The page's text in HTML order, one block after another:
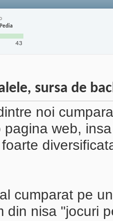
43
sursa de
noi
pagina web,
cumparat pe
din nisa "jocuri